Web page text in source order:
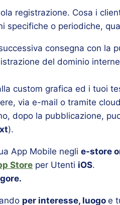
registrazione. Cosa i
specifiche o periodiche,
consegna con la
del dominio
custom grafica ed i tuoi
via e-mail o tramite
dopo la pubblicazione,
).
App Mobile negli e-store
Store per Utenti iOS.
per interesse, luogo e